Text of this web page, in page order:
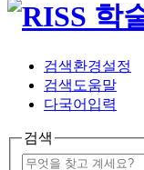
검색환경설정
검색도움말
다국어입력
검색